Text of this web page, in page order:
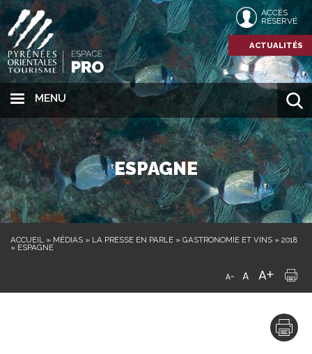
MENU
ACCÈS
RÉSERVÉ
ACTUALITÉS
ESPAGNE
ACCUEIL » MÉDIAS » LA PRESSE EN PARLE » GASTRONOMIE ET VINS » 2018
» ESPAGNE